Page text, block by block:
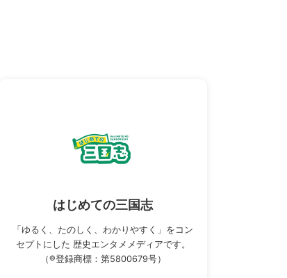
はじめての三国志
「ゆるく、たのしく、わかりやすく」をコン
セプトにした 歴史エンタメメディアです。
（®登録商標：第5800679号）